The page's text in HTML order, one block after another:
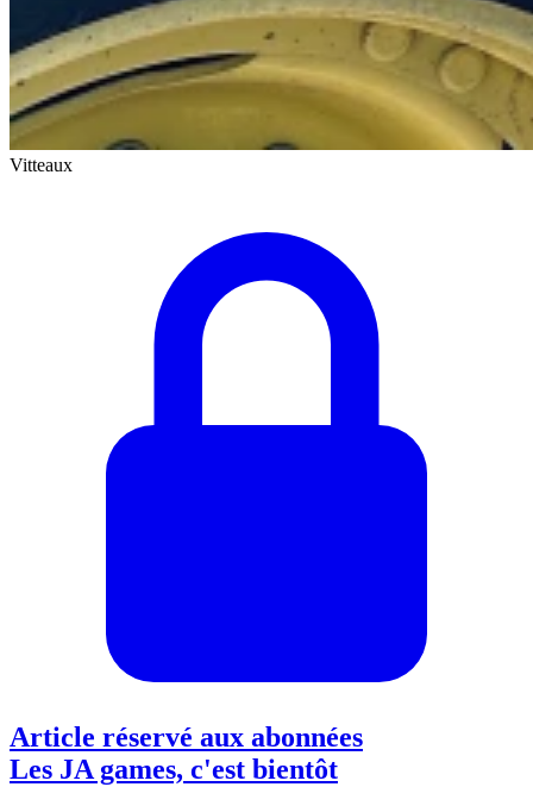
Vitteaux
Article réservé aux abonnées
Les JA games, c'est bientôt